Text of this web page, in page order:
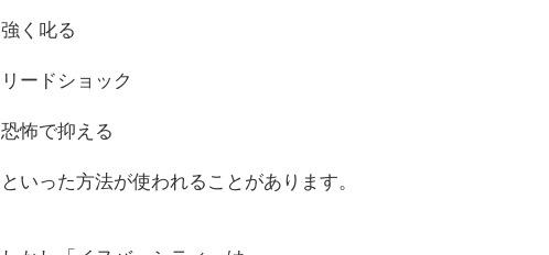
強く叱る
リードショック
恐怖で抑える
といった方法が使われることがあります。